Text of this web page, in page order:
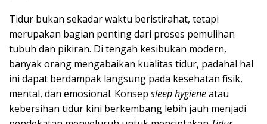
Tidur bukan sekadar waktu beristirahat, tetapi
merupakan bagian penting dari proses pemulihan
tubuh dan pikiran. Di tengah kesibukan modern,
banyak orang mengabaikan kualitas tidur, padahal hal
ini dapat berdampak langsung pada kesehatan fisik,
mental, dan emosional. Konsep sleep hygieneatau
kebersihan tidur kini berkembang lebih jauh menjadi